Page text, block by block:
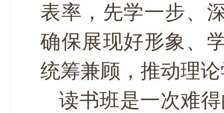
表率，先学一步、
确保展现好形象、
统筹兼顾，推动理
读书班是一次难